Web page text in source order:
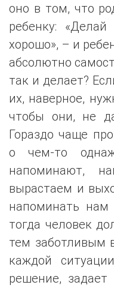
оно в том, что
ребенку:
хорошо», – и
абсолютно
так и делает?
их, наверное,
чтобы они, не
Гораздо чаще
о чем-то
напоминают,
вырастаем и
напоминать нам
тогда человек
тем заботливым
каждой
решение, задает